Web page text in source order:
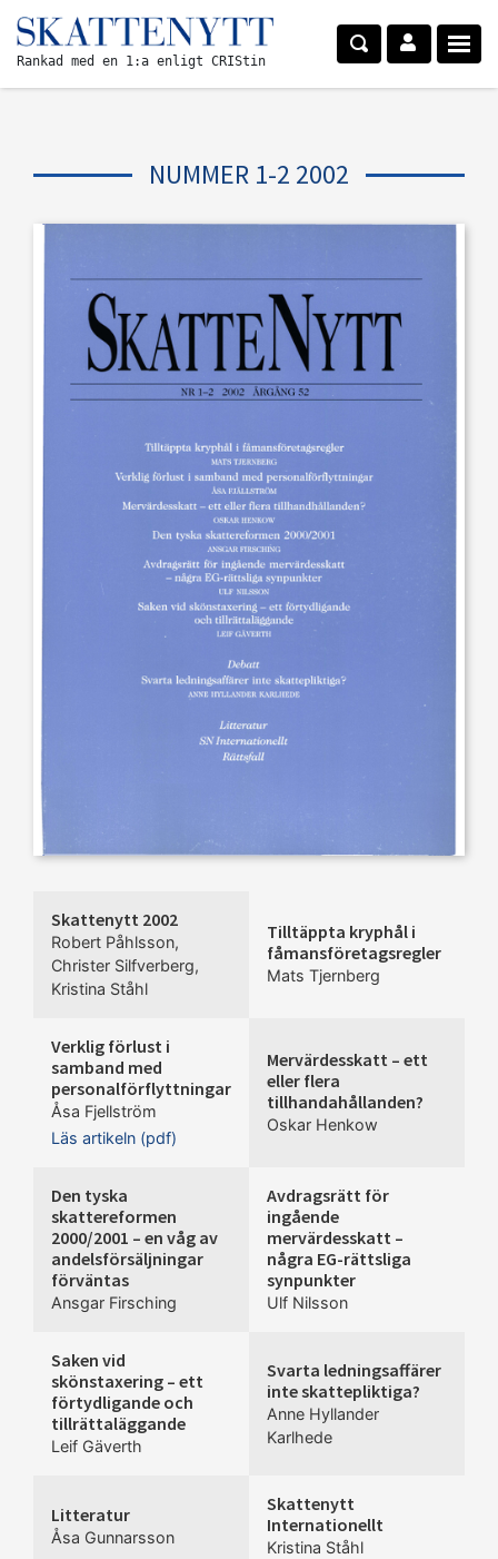
Rankad med en 1:a enligt CRIStin
NUMMER 1-2 2002
Skattenytt 2002
Robert Påhlsson,
Christer Silfverberg,
Kristina Ståhl
Tilltäppta kryphål i
fåmansföretagsregler
Mats Tjernberg
Verklig förlust i
samband med
personalförflyttningar
Åsa Fjellström
Läs artikeln (pdf)
Mervärdesskatt – ett
eller flera
tillhandahållanden?
Oskar Henkow
Den tyska
skattereformen
2000/2001 – en våg av
andelsförsäljningar
förväntas
Ansgar Firsching
Avdragsrätt för
ingående
mervärdesskatt –
några EG-rättsliga
synpunkter
Ulf Nilsson
Saken vid
skönstaxering – ett
förtydligande och
tillrättaläggande
Leif Gäverth
Svarta ledningsaffärer
inte skattepliktiga?
Anne Hyllander
Karlhede
Litteratur
Åsa Gunnarsson
Skattenytt
Internationellt
Kristina Ståhl